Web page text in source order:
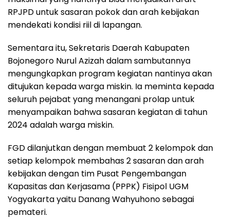
RPJPD untuk sasaran pokok dan arah kebijakan
mendekati kondisi riil di lapangan.
Sementara itu, Sekretaris Daerah Kabupaten
Bojonegoro Nurul Azizah dalam sambutannya
mengungkapkan program kegiatan nantinya akan
ditujukan kepada warga miskin. Ia meminta kepada
seluruh pejabat yang menangani prolap untuk
menyampaikan bahwa sasaran kegiatan di tahun
2024 adalah warga miskin.
FGD dilanjutkan dengan membuat 2 kelompok dan
setiap kelompok membahas 2 sasaran dan arah
kebijakan dengan tim Pusat Pengembangan
Kapasitas dan Kerjasama (PPPK) Fisipol UGM
Yogyakarta yaitu Danang Wahyuhono sebagai
pemateri.